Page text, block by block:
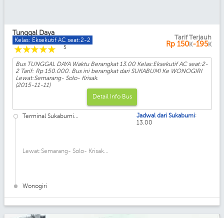
Tunggal Daya
Kelas: Eksekutif AC seat:2-2
☆
☆
☆
☆
☆ 5
Tarif Terjauh
Rp 150K-195K
Bus TUNGGAL DAYA Waktu Berangkat 13.00 Kelas:Eksekutif AC seat:2-
2 Tarif: Rp 150.000. Bus ini berangkat dari SUKABUMI Ke WONOGIRI
Lewat:Semarang- Solo- Krisak.
(2015-11-11)
Detail Info Bus
Terminal Sukabumi...
Lewat:Semarang- Solo- Krisak...
Wonogiri
Jadwal dari Sukabumi:
13.00